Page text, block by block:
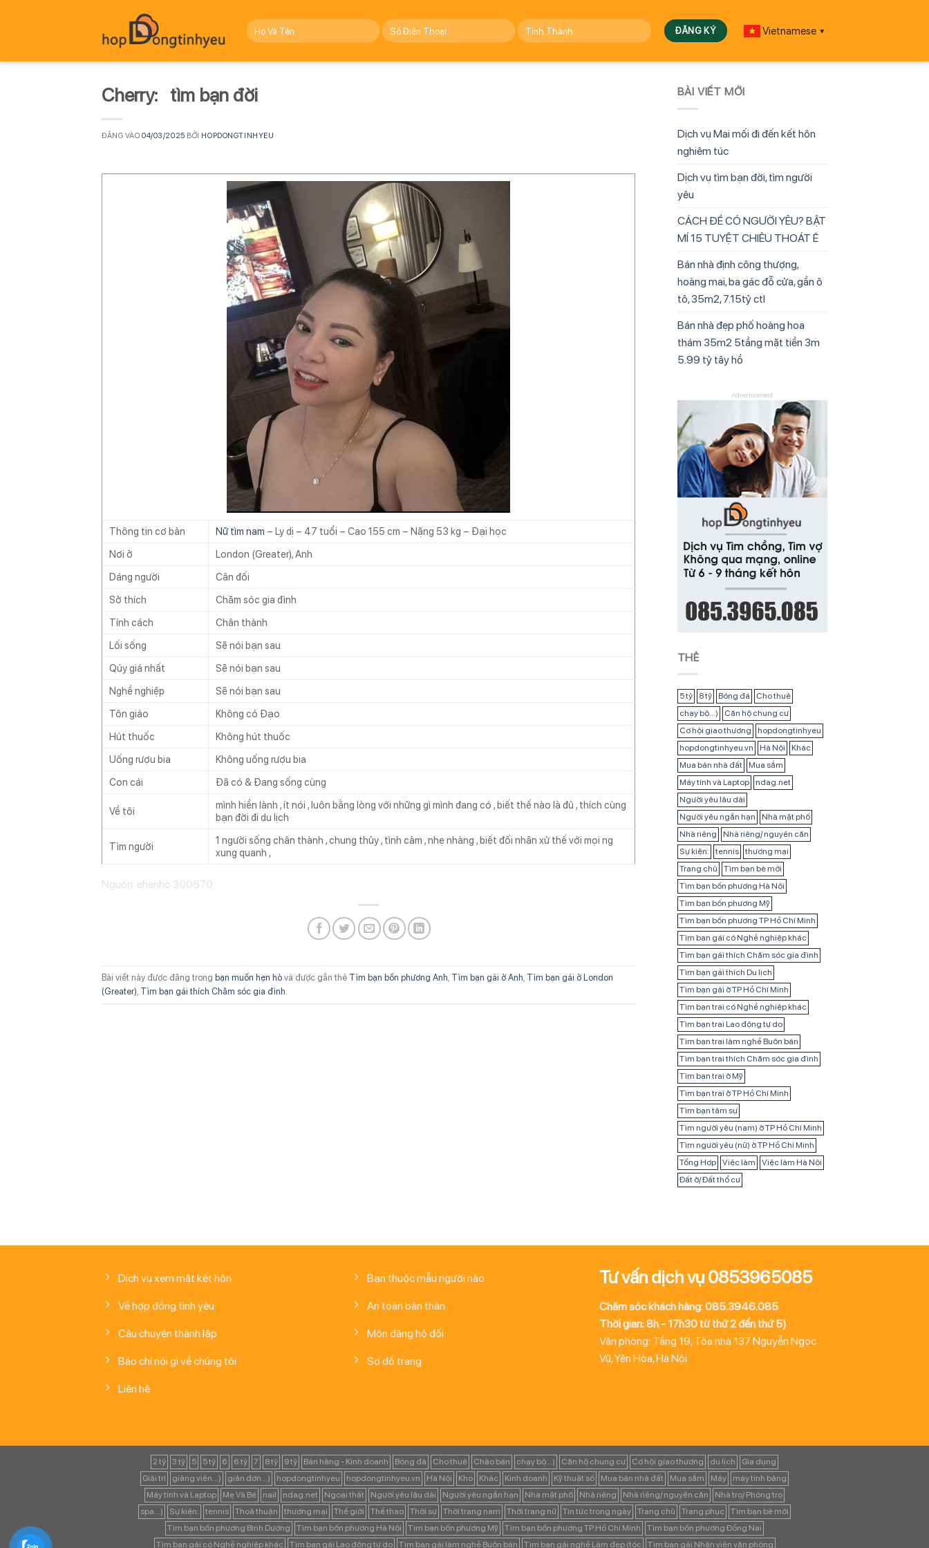
dung
Vietnamese ▼
Cherry: tìm bạn đời
ĐĂNG VÀO04/03/2025 BỞI HOPDONGTINHYEU
Thông tin cơ bản Nữ tìm nam – Ly dị – 47 tuổi – Cao 155 cm – Nặng 53 kg – Đại học
Nơi ở
London (Greater), Anh
Dáng người
Cân đối
Sở thích
Chăm sóc gia đình
Tính cách
Chân thành
Lối sống
Sẽ nói bạn sau
Qúy giá nhất
Sẽ nói bạn sau
Nghề nghiệp
Sẽ nói bạn sau
Tôn giáo
Không có Đạo
Hút thuốc
Không hút thuốc
Uống rượu bia
Không uống rượu bia
Con cái
Đã có & Đang sống cùng
Về tôi
mình hiền lành , ít nói , luôn bằng lòng với những gì mình đang có , biết thế nào là đủ , thích cùng
bạn đời đi du lịch
Tìm người
1 người sống chân thành , chung thủy , tình cảm , nhẹ nhàng , biết đối nhân xử thế với mọi ng
xung quanh ,
Nguồn: ehenho 300570
Bài viết này được đăng trong bạn muốn hẹn hò và được gắn thẻ Tìm bạn bốn phương Anh Tìm bạn gái ở Anh Tìm bạn gái ở London
(Greater) Tìm bạn gái thích Chăm sóc gia đình
BÀI VIẾT MỚI
Dịch vụ Mai mối đi đến kết hôn
nghiêm túc
Dịch vụ tìm bạn đời, tìm người
yêu
CÁCH ĐỂ CÓ NGƯỜI YÊU? BẬT
MÍ 15 TUYỆT CHIÊU THOÁT Ế
Bán nhà định công thượng,
hoàng mai, ba gác đỗ cửa, gần ô
tô, 35m2, 7.15tỷ ctl
Bán nhà đẹp phố hoàng hoa
thám 35m2 5tầng mặt tiền 3m
5.99 tỷ tây hồ
Advertisement
THẺ
5 tỷ 8 tỷ Bóng đá
Cho thuê
chạy bộ...)
Căn hộ chung cư
Cơ hội giao thương
hopdongtinhyeu
hopdongtinhyeu.vn
Hà Nội
Khác
Mua bán nhà đất
Mua sắm
Máy tính và Laptop
ndag.net
Người yêu lâu dài
Người yêu ngắn hạn
Nhà mặt phố
Nhà riêng
Nhà riêng/ nguyên căn
Sự kiện:
tennis
thương mại
Trang chủ
Tìm bạn bè mới
Tìm bạn bốn phương Hà Nội
Tìm bạn bốn phương Mỹ
Tìm bạn bốn phương TP Hồ Chí Minh
Tìm bạn gái có Nghề nghiệp khác
Tìm bạn gái thích Chăm sóc gia đình
Tìm bạn gái thích Du lịch
Tìm bạn gái ở TP Hồ Chí Minh
Tìm bạn trai có Nghề nghiệp khác
Tìm bạn trai Lao động tự do
Tìm bạn trai làm nghề Buôn bán
Tìm bạn trai thích Chăm sóc gia đình
Tìm bạn trai ở Mỹ
Tìm bạn trai ở TP Hồ Chí Minh
Tìm bạn tâm sự
Tìm người yêu (nam) ở TP Hồ Chí Minh
Tìm người yêu (nữ) ở TP Hồ Chí Minh
Tổng Hợp
Việc làm
Việc làm Hà Nội
Đất ở/ Đất thổ cư
Dịch vụ xem mặt kết hôn
Về hợp đồng tình yêu
Câu chuyện thành lập
Báo chí nói gì về chúng tôi
Liên hệ
Bạn thuộc mẫu người nào
An toàn bản thân
Môn đăng hộ đối
Sơ đồ trang
Tư vấn dịch vụ 0853965085
Chăm sóc khách hàng: 085.3946.085
Thời gian: 8h - 17h30 từ thứ 2 đến thứ 5)
Văn phòng: Tầng 19, Tòa nhà 137 Nguyễn Ngọc
Vũ, Yên Hòa, Hà Nội
2 tỷ 3 tỷ 5 5 tỷ 6 6 tỷ 7 8 tỷ 9 tỷ Bán hàng - Kinh doanh Bóng đá Cho thuê Chào bán chạy bộ...) Căn hộ chung cư Cơ hội giao thương du lịch
Gia dụng
Giải trí
giảng viên...) giản đơn...) hopdongtinhyeu hopdongtinhyeu.vn Hà Nội Kho Khác Kinh doanh Kỹ thuật số Mua bán nhà đất Mua sắm Máy
máy tính bảng
Máy tính và Laptop
Mẹ Và Bé nail ndag.net Ngoại thất Người yêu lâu dài Người yêu ngắn hạn Nhà mặt phố Nhà riêng Nhà riêng/ nguyên căn
Nhà trọ/ Phòng trọ
spa...)
Sự kiện: tennis Thoả thuận thương mại Thế giới Thể thao Thời sự Thời trang nam Thời trang nữ Tin tức trong ngày Trang chủ Trang phục
Tìm bạn bè mới
Tìm bạn bốn phương Bình Dương
Tìm bạn bốn phương Hà Nội Tìm bạn bốn phương Mỹ Tìm bạn bốn phương TP Hồ Chí Minh
Tìm bạn bốn phương Đồng Nai
Tìm bạn gái có Nghề nghiệp khác
Tìm bạn gái Lao động tự do Tìm bạn gái làm nghề Buôn bán Tìm bạn gái nghề Làm đẹp (tóc Tìm bạn gái Nhân viên văn phòng